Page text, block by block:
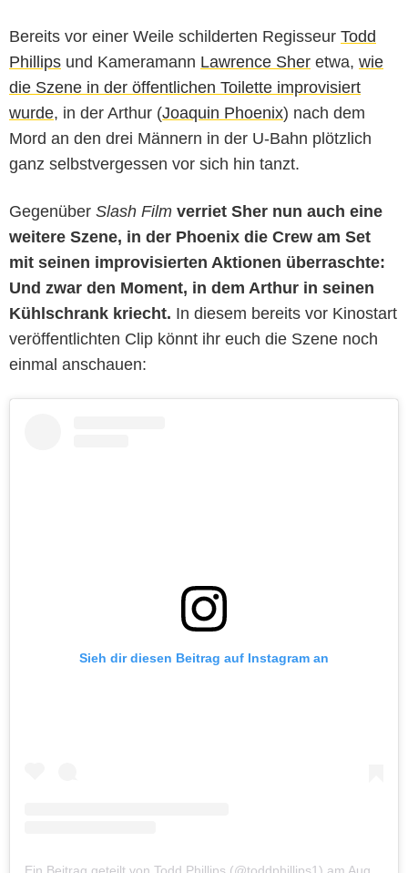
Bereits vor einer Weile schilderten Regisseur Todd
Phillips und Kameramann Lawrence Sher etwa, wie
die Szene in der öffentlichen Toilette improvisiert
wurde, in der Arthur (Joaquin Phoenix) nach dem
Mord an den drei Männern in der U-Bahn plötzlich
ganz selbstvergessen vor sich hin tanzt.
Gegenüber Slash Film verriet Sher nun auch eine
weitere Szene, in der Phoenix die Crew am Set
mit seinen improvisierten Aktionen überraschte:
Und zwar den Moment, in dem Arthur in seinen
Kühlschrank kriecht. In diesem bereits vor Kinostart
veröffentlichten Clip könnt ihr euch die Szene noch
einmal anschauen:
Sieh dir diesen Beitrag auf Instagram an